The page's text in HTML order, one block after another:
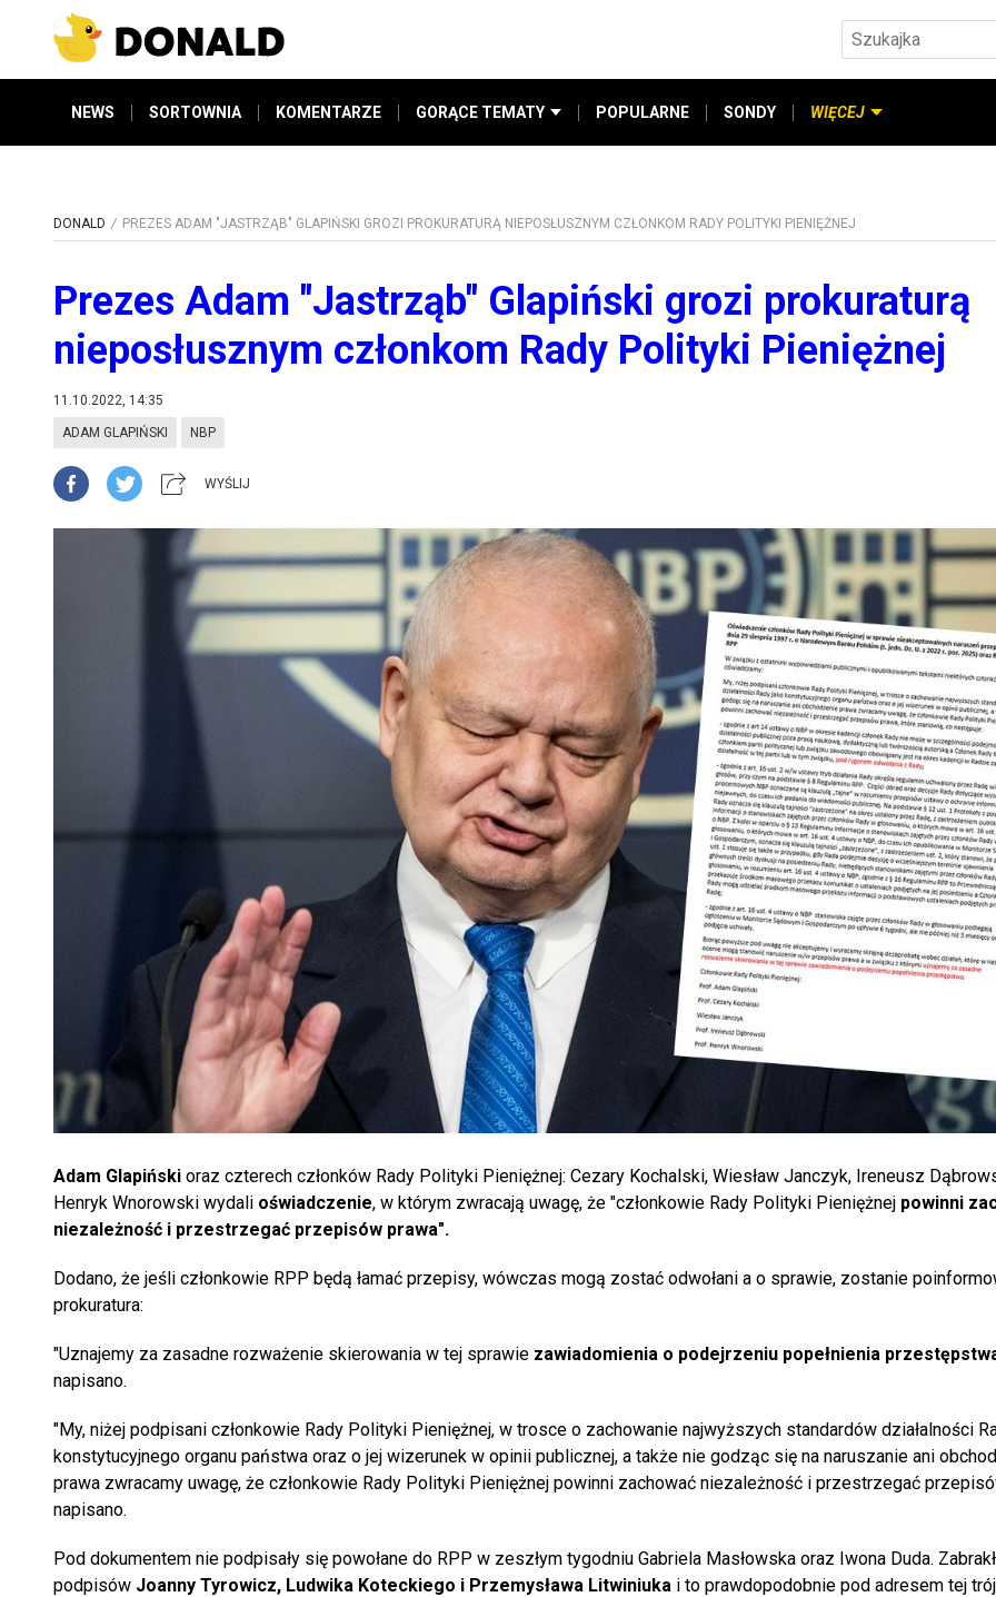
NEWS SORTOWNIA KOMENTARZE GORĄCE TEMATY POPULARNE SONDY WIĘCEJ
DONALD PREZES ADAM "JASTRZĄB" GLAPIŃSKI GROZI PROKURATURĄ NIEPOSŁUSZNYM CZŁONKOM RADY POLITYKI PIENIĘŻNEJ
Prezes Adam "Jastrząb" Glapiński grozi prokuraturą
nieposłusznym członkom Rady Polityki Pieniężnej
11.10.2022, 14:35
ADAM GLAPIŃSKI NBP
WYŚLIJ
Adam Glapiński oraz czterech członków Rady Polityki Pieniężnej: Cezary Kochalski, Wiesław Janczyk, Ireneusz
Henryk Wnorowski wydali oświadczenie, w którym zwracają uwagę, że "członkowie Rady Polityki Pieniężnej powinni
niezależność i przestrzegać przepisów prawa".
Dodano, że jeśli członkowie RPP będą łamać przepisy, wówczas mogą zostać odwołani a o sprawie, zostanie
prokuratura:
"Uznajemy za zasadne rozważenie skierowania w tej sprawie zawiadomienia o podejrzeniu popełnienia
napisano.
"My, niżej podpisani członkowie Rady Polityki Pieniężnej, w trosce o zachowanie najwyższych standardów działalności
konstytucyjnego organu państwa oraz o jej wizerunek w opinii publicznej, a także nie godząc się na naruszanie ani
prawa zwracamy uwagę, że członkowie Rady Polityki Pieniężnej powinni zachować niezależność i przestrzegać
napisano.
Pod dokumentem nie podpisały się powołane do RPP w zeszłym tygodniu Gabriela Masłowska oraz Iwona Duda.
podpisów Joanny Tyrowicz, Ludwika Koteckiego i Przemysława Litwiniuka i to prawdopodobnie pod adresem tej